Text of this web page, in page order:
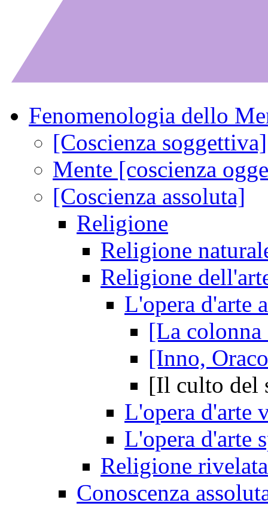
Fenomenologia dello
[Coscienza soggettiva]
Mente [coscienza
[Coscienza assoluta]
Religione
Religione
Religione
L'opera d'arte
[La
[Inno,
[Il culto del
L'opera d'arte
L'opera d'arte
Religione rivelata
Conoscenza